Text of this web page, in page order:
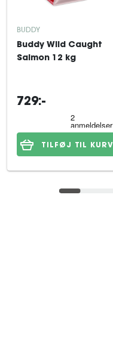
BUDDY
Buddy Wild Caught
Salmon 12 kg
729:-
TILFØJ TIL KURV